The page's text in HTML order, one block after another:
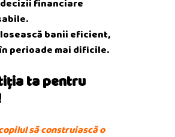
decizii financiare
banii eficient,
perioade mai dificile.
ta pentru
să construiască o